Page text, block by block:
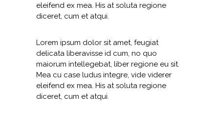
eleifend ex mea. His at soluta regione
diceret, cum et atqui.
Lorem ipsum dolor sit amet, feugiat
delicata liberavisse id cum, no quo
maiorum intellegebat, liber regione eu sit.
Mea cu case ludus integre, vide viderer
eleifend ex mea. His at soluta regione
diceret, cum et atqui.